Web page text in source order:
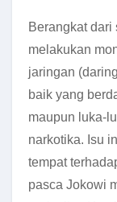
Berangkat dari
melakukan
jaringan
baik yang
maupun luka-
narkotika. Isu
tempat
pasca Jokowi